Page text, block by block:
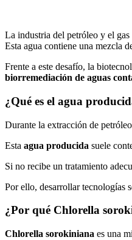
La industria del petróleo y el
Esta agua contiene una mezcla
Frente a este desafío, la
biorremediación de aguas
¿Qué es el agua
Durante la extracción de
Esta agua producida suele
Si no recibe un tratamiento
Por ello, desarrollar tecnologías
¿Por qué Chlorella
Chlorella sorokiniana es una